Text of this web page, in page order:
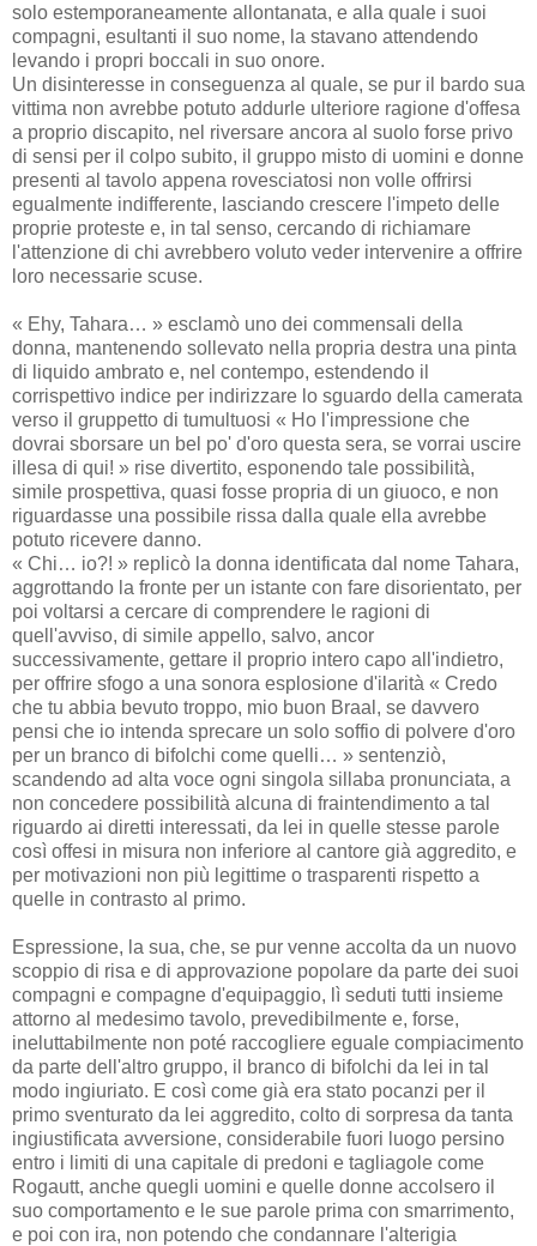
solo estemporaneamente allontanata, e alla quale i suoi
compagni, esultanti il suo nome, la stavano attendendo
levando i propri boccali in suo onore.
Un disinteresse in conseguenza al quale, se pur il bardo sua
vittima non avrebbe potuto addurle ulteriore ragione d'offesa
a proprio discapito, nel riversare ancora al suolo forse privo
di sensi per il colpo subito, il gruppo misto di uomini e donne
presenti al tavolo appena rovesciatosi non volle offrirsi
egualmente indifferente, lasciando crescere l'impeto delle
proprie proteste e, in tal senso, cercando di richiamare
l'attenzione di chi avrebbero voluto veder intervenire a offrire
loro necessarie scuse.
« Ehy, Tahara… » esclamò uno dei commensali della
donna, mantenendo sollevato nella propria destra una pinta
di liquido ambrato e, nel contempo, estendendo il
corrispettivo indice per indirizzare lo sguardo della camerata
verso il gruppetto di tumultuosi « Ho l'impressione che
dovrai sborsare un bel po' d'oro questa sera, se vorrai uscire
illesa di qui! » rise divertito, esponendo tale possibilità,
simile prospettiva, quasi fosse propria di un giuoco, e non
riguardasse una possibile rissa dalla quale ella avrebbe
potuto ricevere danno.
« Chi… io?! » replicò la donna identificata dal nome Tahara,
aggrottando la fronte per un istante con fare disorientato, per
poi voltarsi a cercare di comprendere le ragioni di
quell'avviso, di simile appello, salvo, ancor
successivamente, gettare il proprio intero capo all'indietro,
per offrire sfogo a una sonora esplosione d'ilarità « Credo
che tu abbia bevuto troppo, mio buon Braal, se davvero
pensi che io intenda sprecare un solo soffio di polvere d'oro
per un branco di bifolchi come quelli… » sentenziò,
scandendo ad alta voce ogni singola sillaba pronunciata, a
non concedere possibilità alcuna di fraintendimento a tal
riguardo ai diretti interessati, da lei in quelle stesse parole
così offesi in misura non inferiore al cantore già aggredito, e
per motivazioni non più legittime o trasparenti rispetto a
quelle in contrasto al primo.
Espressione, la sua, che, se pur venne accolta da un nuovo
scoppio di risa e di approvazione popolare da parte dei suoi
compagni e compagne d'equipaggio, lì seduti tutti insieme
attorno al medesimo tavolo, prevedibilmente e, forse,
ineluttabilmente non poté raccogliere eguale compiacimento
da parte dell'altro gruppo, il branco di bifolchi da lei in tal
modo ingiuriato. E così come già era stato pocanzi per il
primo sventurato da lei aggredito, colto di sorpresa da tanta
ingiustificata avversione, considerabile fuori luogo persino
entro i limiti di una capitale di predoni e tagliagole come
Rogautt, anche quegli uomini e quelle donne accolsero il
suo comportamento e le sue parole prima con smarrimento,
e poi con ira, non potendo che condannare l'alterigia